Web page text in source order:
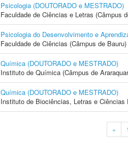
Psicologia (DOUTORADO e MESTRADO)
Faculdade de Ciências e Letras (Câmpus
Psicologia do Desenvolvimento e
Faculdade de Ciências (Câmpus de Bauru)
Química (DOUTORADO e MESTRADO)
Instituto de Química (Câmpus de
Química (DOUTORADO e MESTRADO)
Instituto de Biociências, Letras e
«